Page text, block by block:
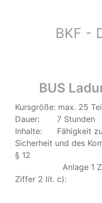
BKF -
BUS
Kursgröße: max. 25
Dauer: 7 Stunden
Inhalte: Fähigkeit
Sicherheit und des
§ 12
Anlage 1 Ziffer
Ziffer